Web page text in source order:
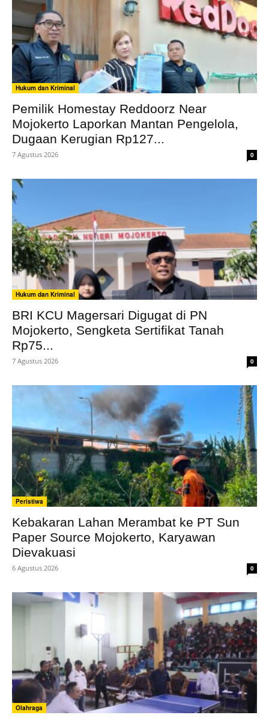
Hukum dan Kriminal
Pemilik Homestay Reddoorz Near
Mojokerto Laporkan Mantan Pengelola,
Dugaan Kerugian Rp127...
7 Agustus 2026 0
Hukum dan Kriminal
BRI KCU Magersari Digugat di PN
Mojokerto, Sengketa Sertifikat Tanah
Rp75...
7 Agustus 2026 0
Peristiwa
Kebakaran Lahan Merambat ke PT Sun
Paper Source Mojokerto, Karyawan
Dievakuasi
6 Agustus 2026 0
Olahraga